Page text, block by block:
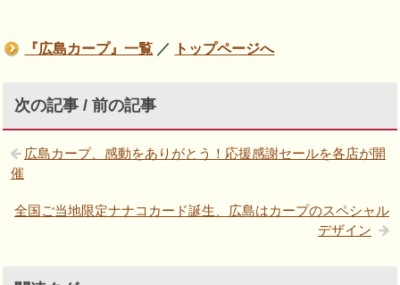
『広島カープ』一覧 ／ トップページへ
次の記事 / 前の記事
広島カープ、感動をありがとう！応援感謝セールを各店が開
催
全国ご当地限定ナナコカード誕生、広島はカープのスペシャル
デザイン